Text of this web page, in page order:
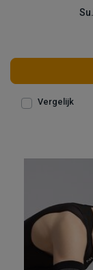
Vergelijk